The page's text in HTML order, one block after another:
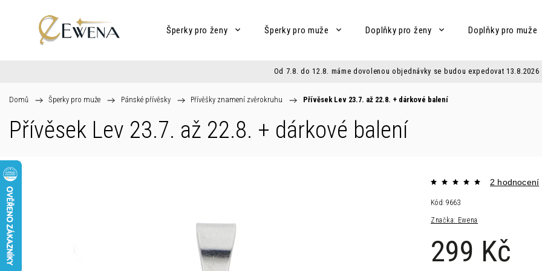
Šperky pro ženy Šperky pro muže Doplňky pro ženy Doplňky pro muže
Od 7.8. do 12.8. máme dovolenou objednávky se budou expedovat 13.8.2026
Domů / Šperky pro muže / Pánské přívěsky / Přívěšky znamení zvěrokruhu / Přívěsek Lev 23.7. až 22.8. + dárkové balení
Přívěsek Lev 23.7. až 22.8. + dárkové balení
Značka: Ewena
2 hodnocení
299 Kč
Kód: 9663